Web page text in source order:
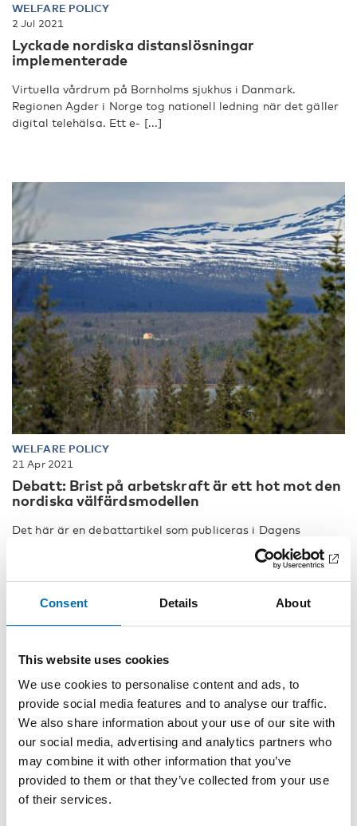
Consent Details About
This website uses cookies
We use cookies to personalise content and ads, to
provide social media features and to analyse our traffic.
We also share information about your use of our site with
our social media, advertising and analytics partners who
may combine it with other information that you’ve
provided to them or that they’ve collected from your use
of their services.
WELFARE POLICY
2 Jul 2021
Lyckade nordiska distanslösningar
implementerade
Virtuella vårdrum på Bornholms sjukhus i Danmark.
Regionen Agder i Norge tog nationell ledning när det gäller
digital telehälsa. Ett e- [...]
WELFARE POLICY
21 Apr 2021
Debatt: Brist på arbetskraft är ett hot mot den
nordiska välfärdsmodellen
Det här är en debattartikel som publiceras i Dagens